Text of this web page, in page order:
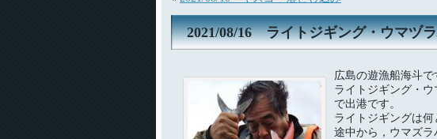
2021/08/16 ライトジギング・ウマヅ
広島の遊漁船海斗で
ライトジギング・
で出港です。
ライトジギングは何
途中から，ウマズ